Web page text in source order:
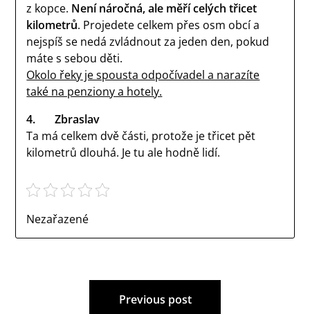
z kopce. Není náročná, ale měří celých třicet
kilometrů. Projedete celkem přes osm obcí a
nejspíš se nedá zvládnout za jeden den, pokud
máte s sebou děti.
Okolo řeky je spousta odpočívadel a narazíte
také na penziony a hotely.
4.Zbraslav
Ta má celkem dvě části, protože je třicet pět
kilometrů dlouhá. Je tu ale hodně lidí.
Nezařazené
Previous post